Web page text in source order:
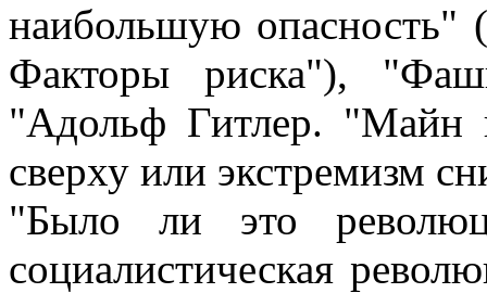
наибольшую опасность"
Факторы риска"),
"Адольф Гитлер. "Майн
сверху или экстремизм
"Было ли это
социалистическая